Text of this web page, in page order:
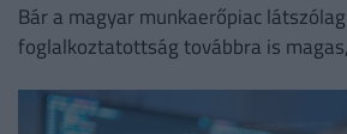
Bár a magyar munkaerőpiac
foglalkoztatottság továbbra is